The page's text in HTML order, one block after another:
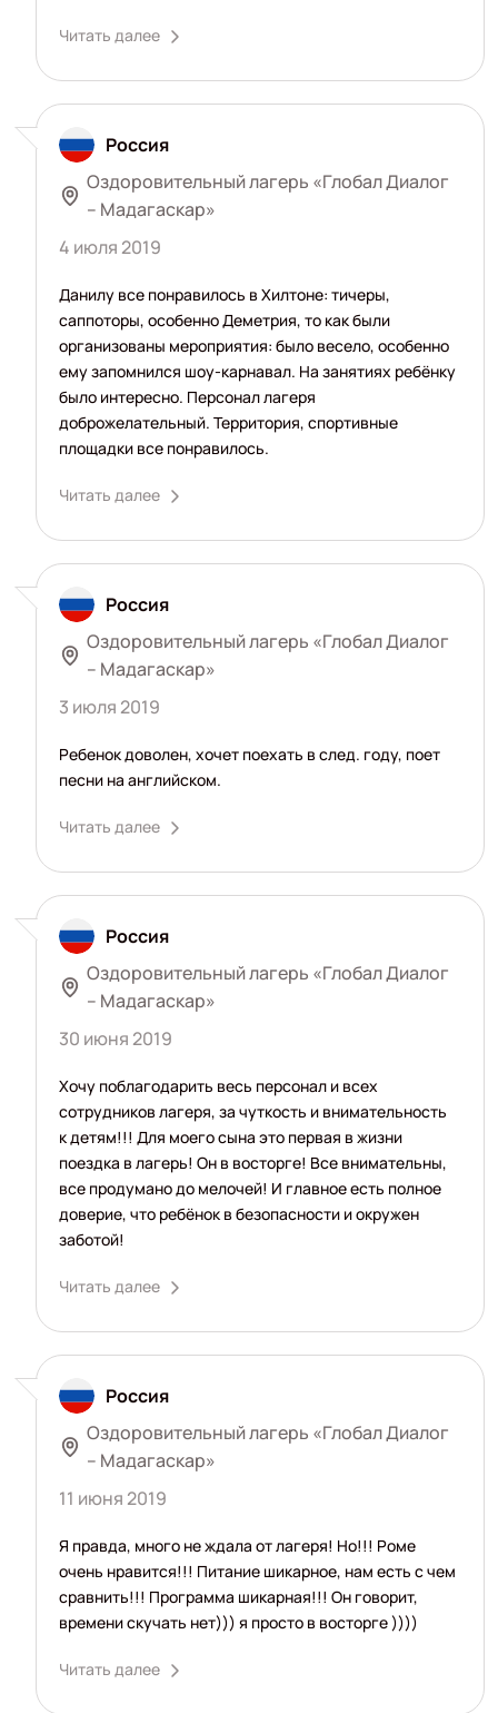
Читать далее
Россия
Оздоровительный лагерь «Глобал Диалог
– Мадагаскар»
4 июля 2019
Данилу все понравилось в Хилтоне: тичеры,
саппоторы, особенно Деметрия, то как были
организованы мероприятия: было весело, особенно
ему запомнился шоу-карнавал. На занятиях ребёнку
было интересно. Персонал лагеря
доброжелательный. Территория, спортивные
площадки все понравилось.
Читать далее
Россия
Оздоровительный лагерь «Глобал Диалог
– Мадагаскар»
3 июля 2019
Ребенок доволен, хочет поехать в след. году, поет
песни на английском.
Читать далее
Россия
Оздоровительный лагерь «Глобал Диалог
– Мадагаскар»
30 июня 2019
Хочу поблагодарить весь персонал и всех
сотрудников лагеря, за чуткость и внимательность
к детям!!! Для моего сына это первая в жизни
поездка в лагерь! Он в восторге! Все внимательны,
все продумано до мелочей! И главное есть полное
доверие, что ребёнок в безопасности и окружен
заботой!
Читать далее
Россия
Оздоровительный лагерь «Глобал Диалог
– Мадагаскар»
11 июня 2019
Я правда, много не ждала от лагеря! Но!!! Роме
очень нравится!!! Питание шикарное, нам есть с чем
сравнить!!! Программа шикарная!!! Он говорит,
времени скучать нет))) я просто в восторге ))))
Читать далее